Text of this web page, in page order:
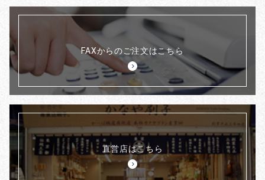
FAXからのご注文はこちら
直営店はこちら